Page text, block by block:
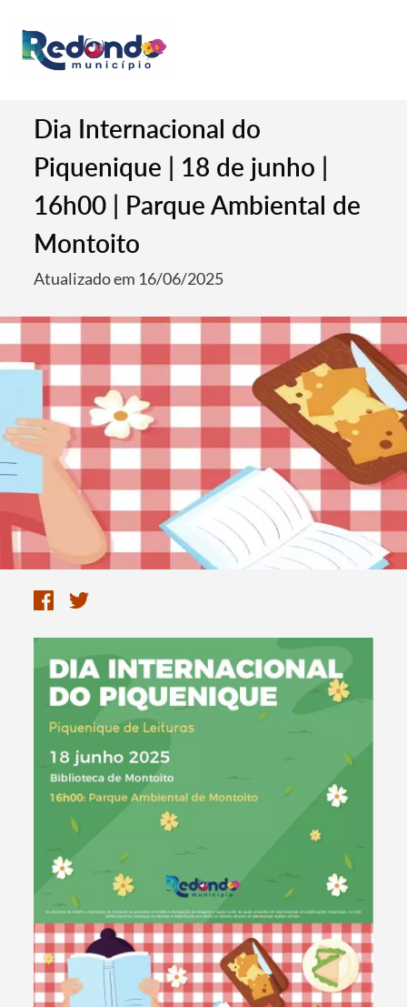
Termo de Pesquisa
Dia Internacional do
Piquenique | 18 de junho |
16h00 | Parque Ambiental de
Montoito
Atualizado em 16/06/2025